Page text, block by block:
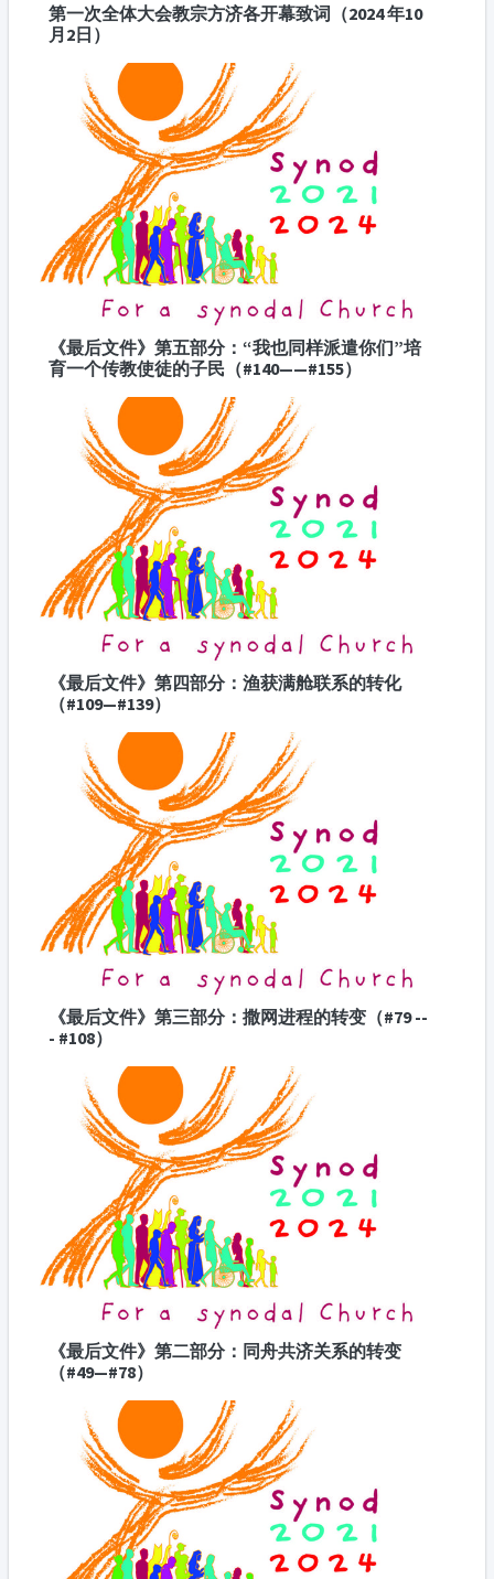
第一次全体大会教宗方济各开幕致词（2024 年10
月2日）
《最后文件》第五部分：“我也同样派遣你们”培
育一个传教使徒的子民（#140——#155）
《最后文件》第四部分： 渔获满舱联系的转化
（#109—#139）
《最后文件》第三部分：撒网进程的转变（#79 --
- #108）
《最后文件》第二部分：同舟共济关系的转变
（#49—#78）